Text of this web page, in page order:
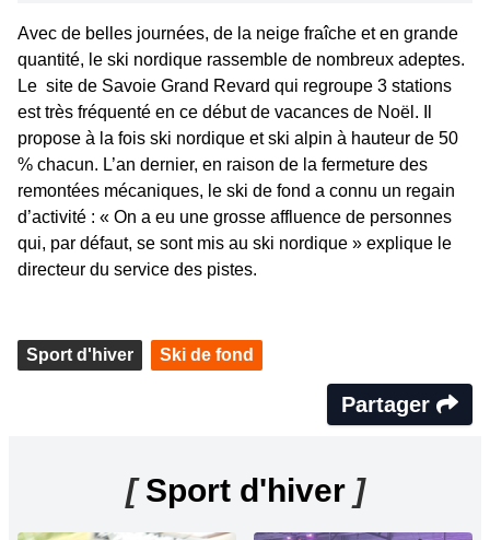
Avec de belles journées, de la neige fraîche et en grande
quantité, le ski nordique rassemble de nombreux adeptes.
Le site de Savoie Grand Revard qui regroupe 3 stations
est très fréquenté en ce début de vacances de Noël. Il
propose à la fois ski nordique et ski alpin à hauteur de 50
% chacun. L’an dernier, en raison de la fermeture des
remontées mécaniques, le ski de fond a connu un regain
d’activité : « On a eu une grosse affluence de personnes
qui, par défaut, se sont mis au ski nordique » explique le
directeur du service des pistes.
Sport d'hiver Ski de fond
Partager
[Sport d'hiver ]